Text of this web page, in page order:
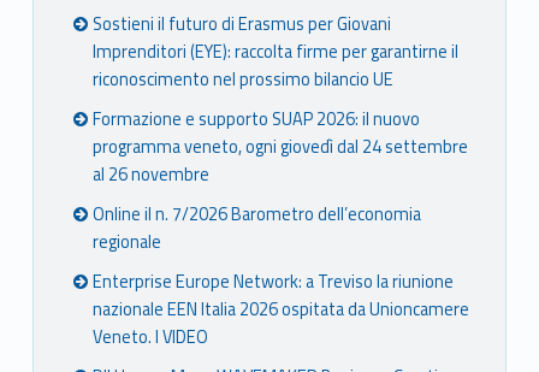
Sostieni il futuro di Erasmus per Giovani
Imprenditori (EYE): raccolta firme per garantirne il
riconoscimento nel prossimo bilancio UE
Formazione e supporto SUAP 2026: il nuovo
programma veneto, ogni giovedì dal 24 settembre
al 26 novembre
Online il n. 7/2026 Barometro dell’economia
regionale
Enterprise Europe Network: a Treviso la riunione
nazionale EEN Italia 2026 ospitata da Unioncamere
Veneto. I VIDEO